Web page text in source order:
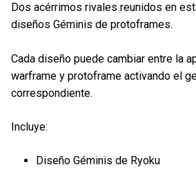
Dos acérrimos rivales reunidos en
diseños Géminis de protoframes.
Cada diseño puede cambiar entre la
warframe y protoframe activando el
correspondiente.
Incluye:
Diseño Géminis de Ryoku